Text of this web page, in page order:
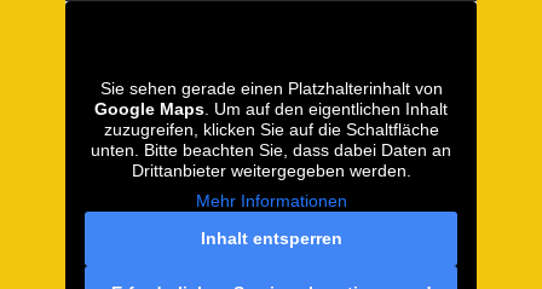
Sie sehen gerade einen Platzhalterinhalt von
Google Maps . Um auf den eigentlichen Inhalt
zuzugreifen, klicken Sie auf die Schaltfläche
unten. Bitte beachten Sie, dass dabei Daten an
Drittanbieter weitergegeben werden.
Mehr Informationen
Inhalt entsperren